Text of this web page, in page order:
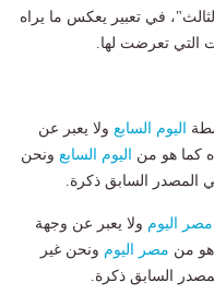
في تعبير يعكس ما يراه
التي تعرضت لها.
اليوم السابع ولا يعبر عن
كما هو من اليوم السابع ونحن
المصدر السابق ذكرة.
مصر اليوم ولا يعبر عن وجهة
هو من مصر اليوم ونحن غير
السابق ذكرة.